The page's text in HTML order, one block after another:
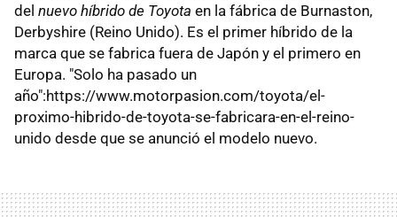
del nuevo híbrido de Toyota en la fábrica de Burnaston,
Derbyshire (Reino Unido). Es el primer híbrido de la
marca que se fabrica fuera de Japón y el primero en
Europa. "Solo ha pasado un
año":https://www.motorpasion.com/toyota/el-
proximo-hibrido-de-toyota-se-fabricara-en-el-reino-
unido desde que se anunció el modelo nuevo.